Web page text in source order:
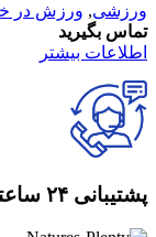
ورزشی, ورزش در
تماس بگیرید
اطلاعات بیشتر
پشتیبانی ۲۴ ساعته